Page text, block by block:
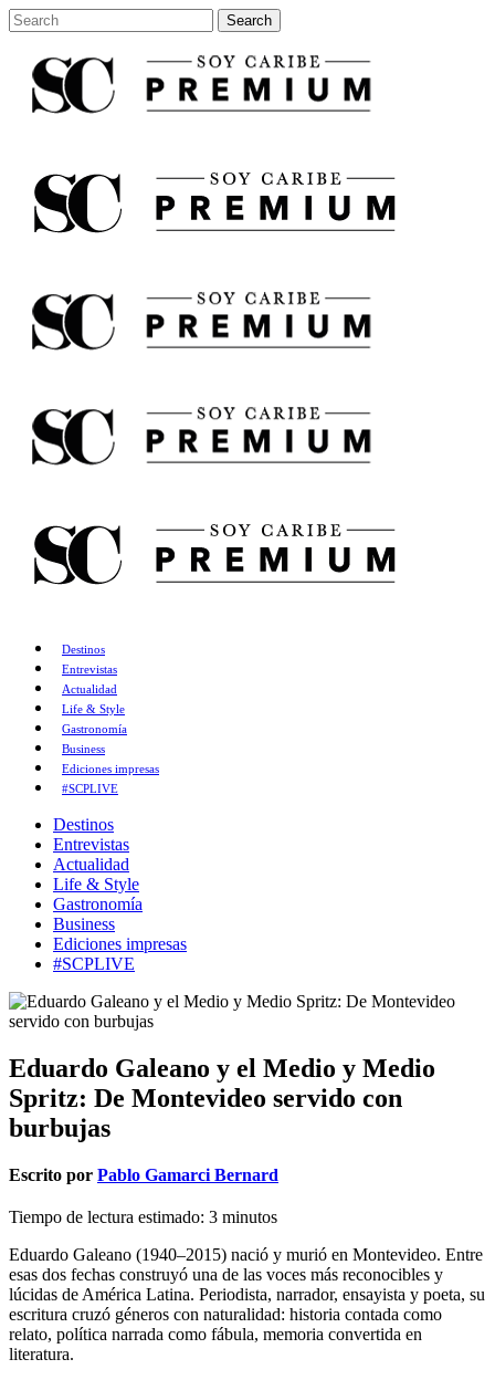
Destinos
Entrevistas
Actualidad
Life & Style
Gastronomía
Business
Ediciones impresas
#SCPLIVE
Destinos
Entrevistas
Actualidad
Life & Style
Gastronomía
Business
Ediciones impresas
#SCPLIVE
Eduardo Galeano y el Medio y Medio
Spritz: De Montevideo servido con
burbujas
Escrito por Pablo Gamarci Bernard
Tiempo de lectura estimado: 3 minutos
Eduardo Galeano (1940–2015) nació y murió en Montevideo. Entre
esas dos fechas construyó una de las voces más reconocibles y
lúcidas de América Latina. Periodista, narrador, ensayista y poeta, su
escritura cruzó géneros con naturalidad: historia contada como
relato, política narrada como fábula, memoria convertida en
literatura.